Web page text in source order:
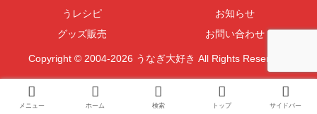
うレシピ
お知らせ
グッズ販売
お問い合わせ
Copyright © 2004-2026 うなぎ大好き All Rights Reserved.
メニュー ホーム 検索 トップ サイドバー